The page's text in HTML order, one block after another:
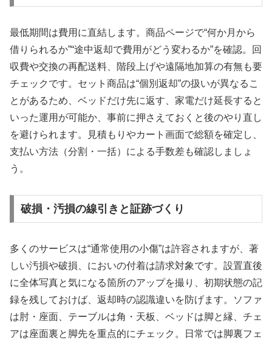
最低期間は費用に直結します。商品ページで“何か月から
借りられるか”“途中返却で費用がどう変わるか”を確認。回
収費や交換の再配送料、階段上げや遠隔地加算の有無も要
チェックです。セット商品は“個別返却”の扱いが異なるこ
とがあるため、ベッドだけ先に返す、家電だけ延長すると
いった運用が可能か、事前に押さえておくと後のやり直し
を避けられます。見積もりやカート画面で総額を確定し、
支払い方法（分割・一括）による手数差も確認しましょ
う。
破損・汚損の線引きと証跡づくり
多くのサービスは“通常使用の小傷”は許容されますが、著
しい汚損や破損、においの付着は請求対象です。設置直後
に全体写真と気になる箇所のアップを撮り、初期状態の記
録を残しておけば、返却時の認識違いを防げます。ソファ
は肘・座面、テーブルは角・天板、ベッドは脚と縁、チェ
アは座面裏と脚先を重点的にチェック。日常では脚裏フェ